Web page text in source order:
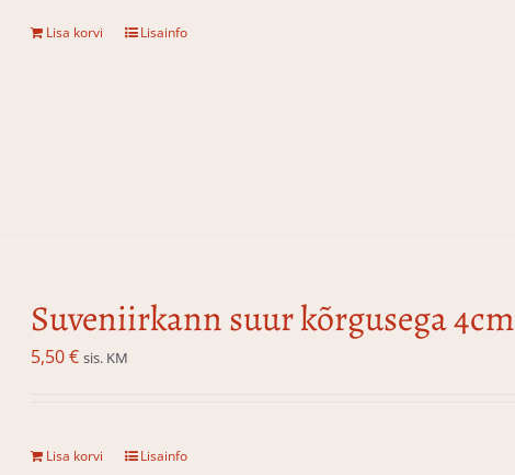
Lisa korvi Lisainfo
Suveniirkann suur kõrgusega 4cm
5,50€ sis. KM
Lisa korvi Lisainfo